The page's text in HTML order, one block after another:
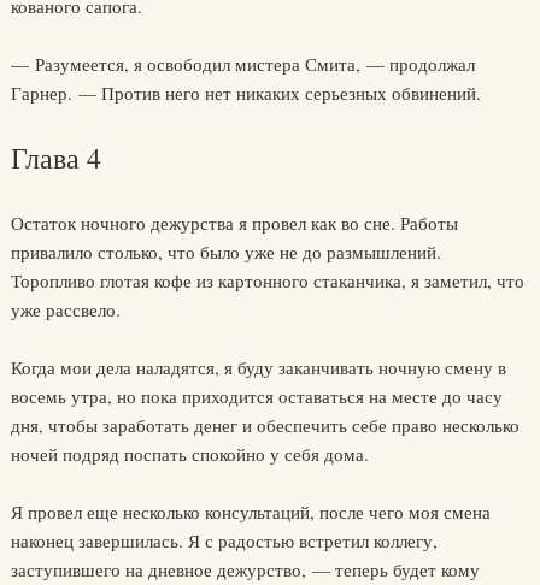
кованого сапога.
— Разумеется, я освободил мистера Смита, — продолжал
Гарнер. — Против него нет никаких серьезных обвинений.
Глава 4
Остаток ночного дежурства я провел как во сне. Работы
привалило столько, что было уже не до размышлений.
Торопливо глотая кофе из картонного стаканчика, я заметил, что
уже рассвело.
Когда мои дела наладятся, я буду заканчивать ночную смену в
восемь утра, но пока приходится оставаться на месте до часу
дня, чтобы заработать денег и обеспечить себе право несколько
ночей подряд поспать спокойно у себя дома.
Я провел еще несколько консультаций, после чего моя смена
наконец завершилась. Я с радостью встретил коллегу,
заступившего на дневное дежурство, — теперь будет кому